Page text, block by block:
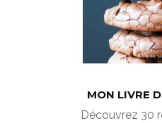
MON LIVRE
Découvrez 30